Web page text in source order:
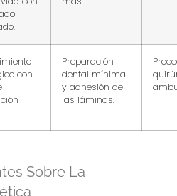
con
Preparación
dental mínima
y adhesión de
las láminas.
Sobre La